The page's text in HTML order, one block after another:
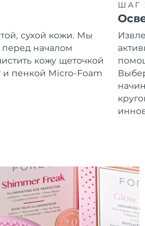
сухой кожи. Мы
началом
кожу щеточкой
и пенкой Micro-Foam
ШАГ
8/10/26
8/10/26
Ожидаемая дата доставки
Ожидаемая дата доставки
8/12/26
Ожидаемая дата доставки
Ожидаемая дата доставки
8/15/26